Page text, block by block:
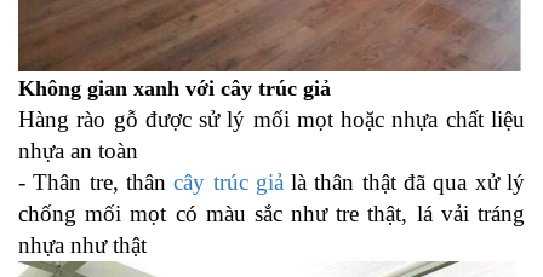
Không gian xanh với cây trúc giả
Hàng rào gỗ được sử lý mối mọt hoặc nhựa chất liệu
nhựa an toàn
- Thân tre, thâncây trúc giảlà thân thật đã qua xử lý
chống mối mọt có màu sắc như tre thật, lá vải tráng
nhựa như thật